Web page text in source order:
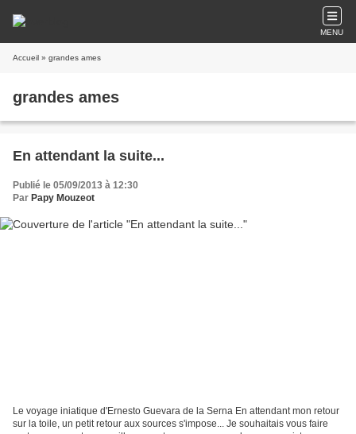
MENU
Accueil » grandes ames
grandes ames
En attendant la suite...
Publié le 05/09/2013 à 12:30
Par Papy Mouzeot
Le voyage iniatique d'Ernesto Guevara de la Serna En attendant mon retour
sur la toile, un petit retour aux sources s'impose... Je souhaitais vous faire